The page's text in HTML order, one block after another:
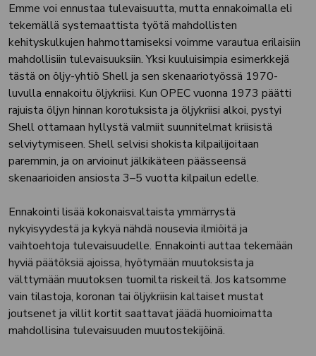
Emme voi ennustaa tulevaisuutta, mutta ennakoimalla eli
tekemällä systemaattista työtä mahdollisten
kehityskulkujen hahmottamiseksi voimme varautua erilaisiin
mahdollisiin tulevaisuuksiin. Yksi kuuluisimpia esimerkkejä
tästä on öljy-yhtiö Shell ja sen skenaariotyössä 1970-
luvulla ennakoitu öljykriisi. Kun OPEC vuonna 1973 päätti
rajuista öljyn hinnan korotuksista ja öljykriisi alkoi, pystyi
Shell ottamaan hyllystä valmiit suunnitelmat kriisistä
selviytymiseen. Shell selvisi shokista kilpailijoitaan
paremmin, ja on arvioinut jälkikäteen päässeensä
skenaarioiden ansiosta 3–5 vuotta kilpailun edelle.
Ennakointi lisää kokonaisvaltaista ymmärrystä
nykyisyydestä ja kykyä nähdä nousevia ilmiöitä ja
vaihtoehtoja tulevaisuudelle. Ennakointi auttaa tekemään
hyviä päätöksiä ajoissa, hyötymään muutoksista ja
välttymään muutoksen tuomilta riskeiltä. Jos katsomme
vain tilastoja, koronan tai öljykriisin kaltaiset mustat
joutsenet ja villit kortit saattavat jäädä huomioimatta
mahdollisina tulevaisuuden muutostekijöinä.